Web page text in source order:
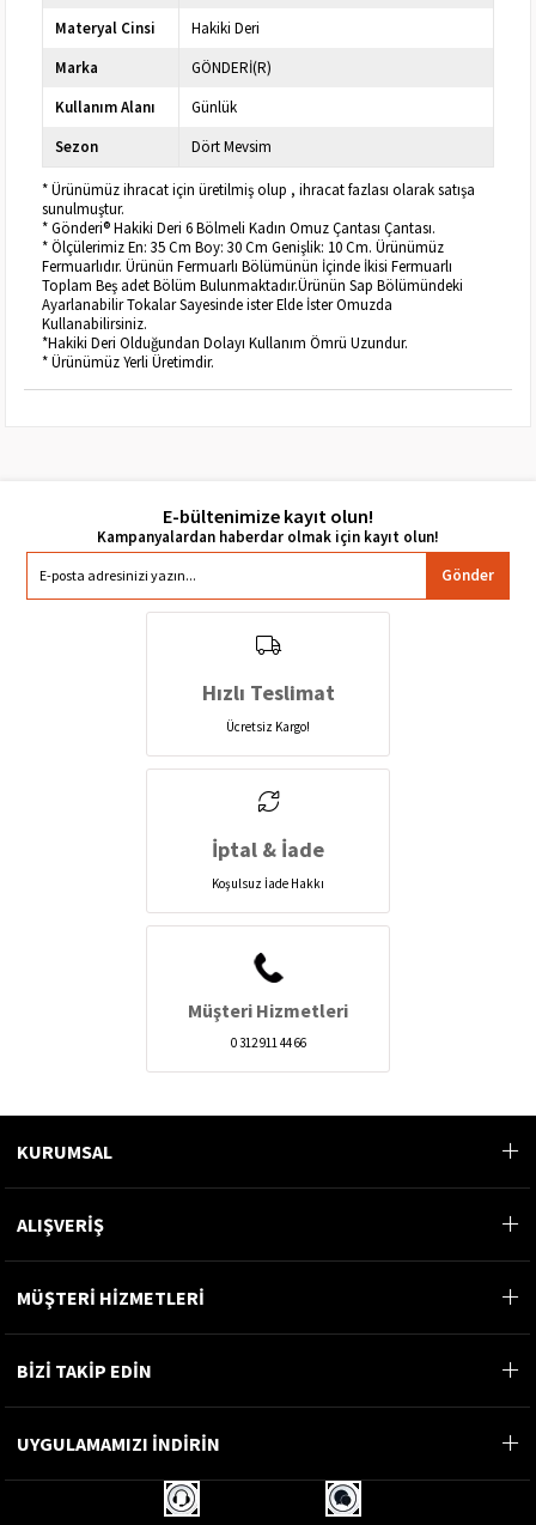
Materyal Cinsi
Hakiki Deri
Marka
GÖNDERİ(R)
Kullanım Alanı
Günlük
Sezon
Dört Mevsim
* Ürünümüz ihracat için üretilmiş olup , ihracat fazlası olarak satışa
sunulmuştur.
* Gönderi® Hakiki Deri 6 Bölmeli Kadın Omuz Çantası Çantası.
* Ölçülerimiz En: 35 Cm Boy: 30 Cm Genişlik: 10 Cm. Ürünümüz
Fermuarlıdır. Ürünün Fermuarlı Bölümünün İçinde İkisi Fermuarlı
Toplam Beş adet Bölüm Bulunmaktadır.Ürünün Sap Bölümündeki
Ayarlanabilir Tokalar Sayesinde ister Elde İster Omuzda
Kullanabilirsiniz.
*Hakiki Deri Olduğundan Dolayı Kullanım Ömrü Uzundur.
* Ürünümüz Yerli Üretimdir.
E-bültenimize kayıt olun!
Gönder
Hızlı Teslimat
Ücretsiz Kargo!
İptal & İade
Koşulsuz İade Hakkı
Müşteri Hizmetleri
0 312 911 44 66
KURUMSAL
ALIŞVERİŞ
MÜŞTERİ HİZMETLERİ
BİZİ TAKİP EDİN
UYGULAMAMIZI İNDİRİN